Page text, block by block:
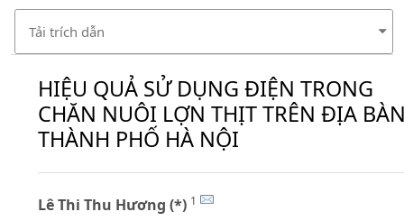
Tải trích dẫn
HIỆU QUẢ SỬ DỤNG ĐIỆN TRONG
CHĂN NUÔI LỢN THỊT TRÊN ĐỊA
THÀNH PHỐ HÀ NỘI
Lê Thi Thu Hương (*) 1